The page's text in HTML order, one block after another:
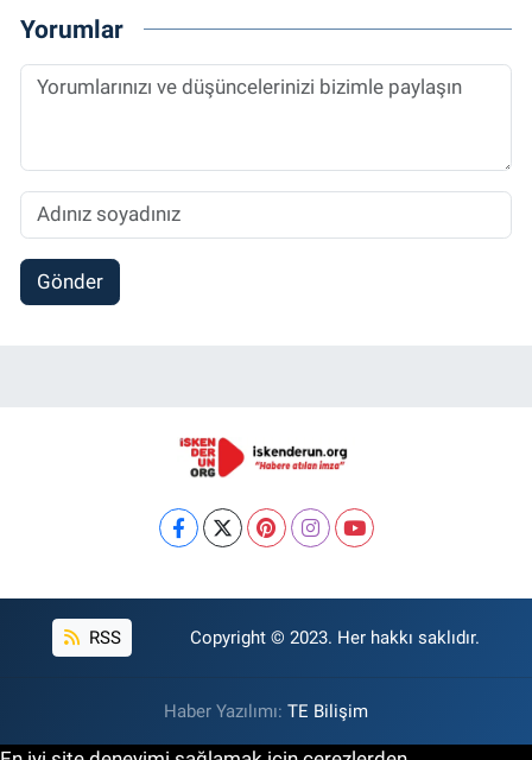
Yorumlar
Gönder
RSS Copyright © 2023. Her hakkı saklıdır.
Haber Yazılımı: TE Bilişim